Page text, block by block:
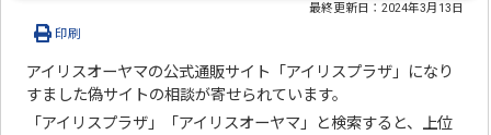
最終更新日：2024年3月13日
印刷
アイリスオーヤマの公式通販サイト「アイリスプラザ」になり
すました偽サイトの相談が寄せられています。
「アイリスプラザ」「アイリスオーヤマ」と検索すると、上位